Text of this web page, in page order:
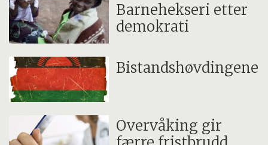
Barnehekseri etter
demokrati
Bistandshøvdingene
Overvåking gir